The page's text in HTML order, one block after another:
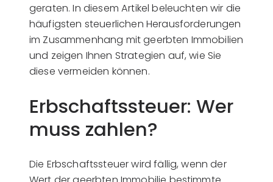
geraten. In diesem Artikel beleuchten wir die
häufigsten steuerlichen Herausforderungen
im Zusammenhang mit geerbten Immobilien
und zeigen Ihnen Strategien auf, wie Sie
diese vermeiden können.
Erbschaftssteuer: Wer
muss zahlen?
Die Erbschaftssteuer wird fällig, wenn der